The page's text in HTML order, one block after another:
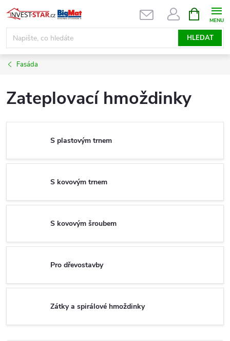
Přejít
na
obsah
HLEDAT
NÁKUPNÍ
KOŠÍK
Fasáda
Zateplovací hmoždinky
S plastovým trnem
S kovovým trnem
S kovovým šroubem
Pro dřevostavby
Zátky a spirálové hmoždinky